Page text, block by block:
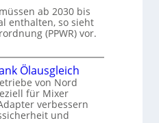
ab 2030 bis
enthalten, so sieht
(PPWR) vor.
Ölausgleich
von Nord
für Mixer
verbessern
und